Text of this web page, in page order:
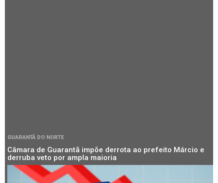
GUARANTÃ DO NORTE
Câmara de Guarantã impõe derrota ao prefeito Márcio e
derruba veto por ampla maioria